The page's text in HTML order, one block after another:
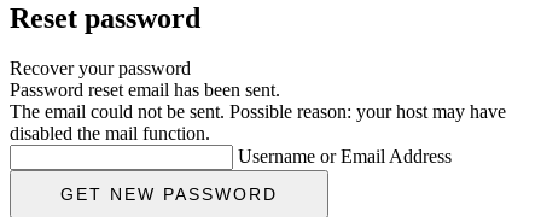
Reset password
Recover your password
Password reset email has been sent.
The email could not be sent. Possible reason: your host may have
disabled the mail function.
Username or Email Address